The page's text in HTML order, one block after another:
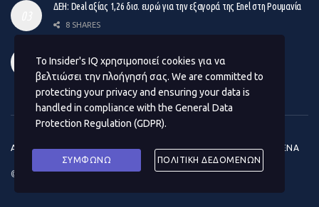
ΔΕΗ: Deal αξίας 1,26 δισ. ευρώ για την εξαγορά της Enel στη Ρουμανία
8 SHARES
Venture Capital: Το νέο σχήμα επιχειρηματικών συμμετοχών
14 SHARES
ΑΡΧΙΚΗ ΕΠΙΚΟΙΝΩΝΙΑ ΟΡΟΙ ΧΡΗΣΗΣ ΠΡΟΣΩΠΙΚΑ ΔΕΔΟΜΕΝΑ
© 2020Insider΄s IQ- Premium CMS Design by#BrandUp.
Το Insider's IQ χρησιμοποιεί cookies για να
βελτιώσει την πλοήγησή σας. We are committed to
protecting your privacy and ensuring your data is
handled in compliance with the General Data
Protection Regulation (GDPR).
ΣΥΜΦΩΝΩ ΠΟΛΙΤΙΚΗ ΔΕΔΟΜΕΝΩΝ